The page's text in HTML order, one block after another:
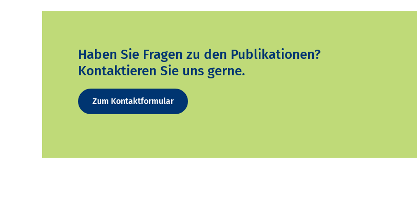
Haben Sie Fragen zu den Publikationen?
Kontaktieren Sie uns gerne.
Zum Kontaktformular